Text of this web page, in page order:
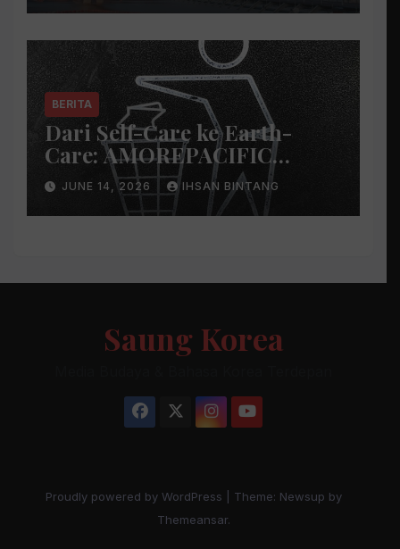
BERITA
Dari Self-Care ke Earth-
Care: AMOREPACIFIC
Indonesia Ciptakan Gerakan
Keberlanjutan Baru di Bali
JUNE 14, 2026 IHSAN BINTANG
Saung Korea
Proudly powered by WordPress
Theme: Newsup by
Themeansar.